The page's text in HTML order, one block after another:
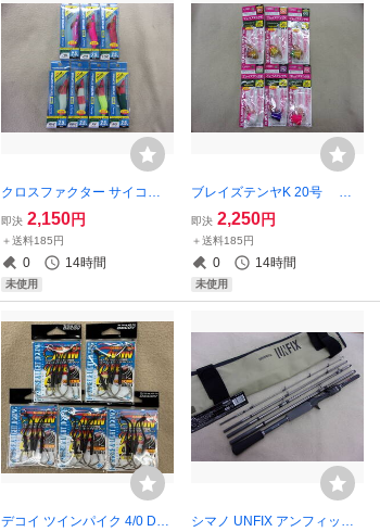
クロスファクター サイコス
クイッド SE オモリグ 2.5号
合計7個 オモリグ のアシスト
に エギスッテ イカスッテ
即決 2,150円
＋送料185円
0 14時間
未使用
ブレイズテンヤK 20号 合
計6個セット クロスファクタ
ー マダイ 真鯛 ひとつテンヤ
ケイムラ オモリ付き釣り針
即決 2,250円
＋送料185円
0 14時間
未使用
デコイ ツインパイク 4/0 DJ-
シマノ UNFIX アンフィック